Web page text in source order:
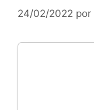
24/02/2022 por